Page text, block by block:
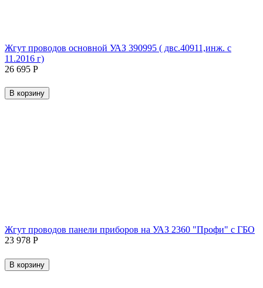
Жгут проводов основной УАЗ 390995 ( двс.40911,инж. с
11.2016 г)
26 695 Р
В корзину
Жгут проводов панели приборов на УАЗ 2360 "Профи" с ГБО
23 978 Р
В корзину